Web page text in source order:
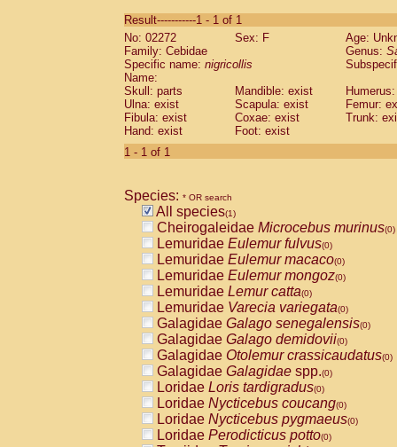
CebidaeSaguinus labiatus(0)
Cebidae Saguinus leucopus (0)
Cebidae
CebidaeSaguinus mystax
Cebidae Saguinus nigricollis (1)
Cebidae Saguinus oedipus
Cebidae Saguinus weddelli
Cebidae Saguinusspp.
Cebidae
CebidaeCebus capucinus
CebidaeCebus nigrivittatus
CebidaeCebus spp.(0)
CebidaeSaimiri boliviensis(0)
CebidaeSaimiri sciureus(0)
AtelidaeAlouatta caraya(0)
AtelidaeAlouatta fusca(0)
AtelidaeAlouatta seniculus(0)
AtelidaeAlouattaspp.(0)
AtelidaeAteles belzebuth(0)
AtelidaeAteles geoffroyi(0)
AtelidaeAteles paniscus(0)
AtelidaeAtelesspp.(0)
AtelidaeLagothrix lagothricha(0)
AtelidaeLagothrix lagothricha cana
PitheciidaeCacajao calvus
Result-----------1 - 1 of 1
No: 02272
Sex: F
Age:
Family: Cebidae
Genus:
Specific name: nigricollis
Name:
Skull: parts
Mandible: exist
Ulna: exist
Scapula: exist
Femur:
Fibula: exist
Coxae: exist
Trunk:
Hand: exist
Foot: exist
1 - 1 of 1
Species: * OR search
All species(1)
Cheirogaleidae Microcebus murinus(0)
Lemuridae Eulemur fulvus(0)
Lemuridae Eulemur macaco(0)
Lemuridae Eulemur mongoz(0)
Lemuridae Lemur catta(0)
Lemuridae Varecia variegata(0)
Galagidae Galago senegalensis(0)
Galagidae Galago demidovii(0)
Galagidae Otolemur crassicaudatus(0)
Galagidae Galagidae spp.(0)
Loridae Loris tardigradus(0)
Loridae Nycticebus coucang(0)
Loridae Nycticebus pygmaeus(0)
Loridae Perodicticus potto(0)